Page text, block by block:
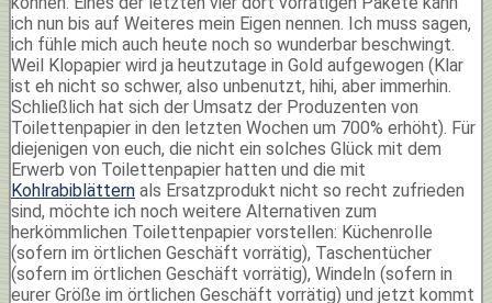
ich nun bis auf Weiteres mein Eigen nennen. Ich muss sagen,
ich fühle mich auch heute noch so wunderbar beschwingt.
Weil Klopapier wird ja heutzutage in Gold aufgewogen (Klar
ist eh nicht so schwer, also unbenutzt, hihi, aber immerhin.
Schließlich hat sich der Umsatz der Produzenten von
Toilettenpapier in den letzten Wochen um 700% erhöht). Für
diejenigen von euch, die nicht ein solches Glück mit dem
Erwerb von Toilettenpapier hatten und die mit
Kohlrabiblättern als Ersatzprodukt nicht so recht zufrieden
sind, möchte ich noch weitere Alternativen zum
herkömmlichen Toilettenpapier vorstellen: Küchenrolle
(sofern im örtlichen Geschäft vorrätig), Taschentücher
(sofern im örtlichen Geschäft vorrätig), Windeln (sofern in
eurer Größe im örtlichen Geschäft vorrätig) und jetzt kommt